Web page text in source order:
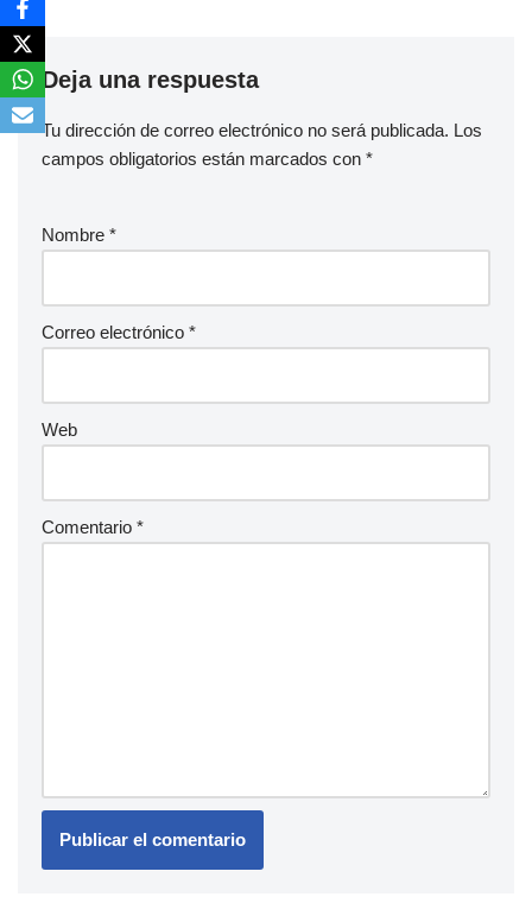
Deja una respuesta
Tu dirección de correo electrónico no será publicada. Los
campos obligatorios están marcados con *
Nombre *
Correo electrónico *
Web
Comentario *